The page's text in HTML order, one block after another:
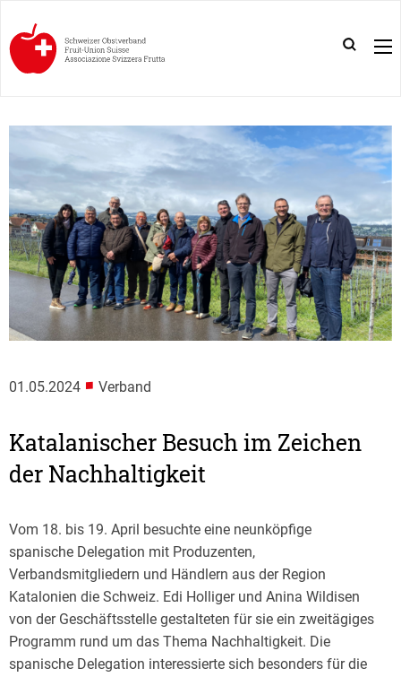
01.05.2024 ■ Verband
Katalanischer Besuch im Zeichen
der Nachhaltigkeit
Vom 18. bis 19. April besuchte eine neunköpfige
spanische Delegation mit Produzenten,
Verbandsmitgliedern und Händlern aus der Region
Katalonien die Schweiz. Edi Holliger und Anina Wildisen
von der Geschäftsstelle gestalteten für sie ein zweitägiges
Programm rund um das Thema Nachhaltigkeit. Die
spanische Delegation interessierte sich besonders für die